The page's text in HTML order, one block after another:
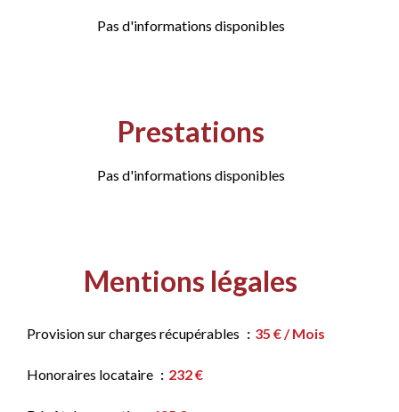
Pas d'informations disponibles
Prestations
Pas d'informations disponibles
Mentions légales
Provision sur charges récupérables 35 € / Mois
Honoraires locataire 232 €